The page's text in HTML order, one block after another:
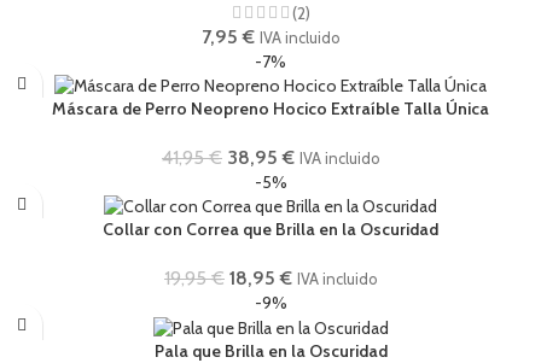
(2)
7,95€ IVA incluido
-7%
Máscara de Perro Neopreno Hocico Extraíble Talla Única
41,95€ 38,95€ IVA incluido
-5%
Collar con Correa que Brilla en la Oscuridad
19,95€ 18,95€ IVA incluido
-9%
Pala que Brilla en la Oscuridad